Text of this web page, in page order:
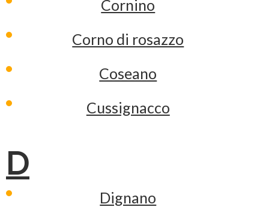
Cornino
Corno di rosazzo
Coseano
Cussignacco
D
Dignano